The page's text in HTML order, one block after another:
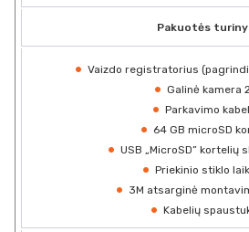
Pakuotės
Vaizdo registratorius
Galinė kamera
Parkavimo
64 GB microSD
USB „MicroSD” kortelių
Priekinio stiklo
3M atsarginė
Kabelių